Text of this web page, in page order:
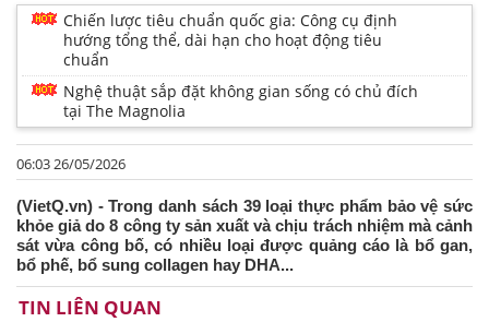
Chiến lược tiêu chuẩn quốc gia: Công cụ định
hướng tổng thể, dài hạn cho hoạt động tiêu
chuẩn
Nghệ thuật sắp đặt không gian sống có chủ đích
tại The Magnolia
06:03 26/05/2026
(VietQ.vn) - Trong danh sách 39 loại thực phẩm bảo vệ sức
khỏe giả do 8 công ty sản xuất và chịu trách nhiệm mà cảnh
sát vừa công bố, có nhiều loại được quảng cáo là bổ gan,
bổ phế, bổ sung collagen hay DHA...
TIN LIÊN QUAN